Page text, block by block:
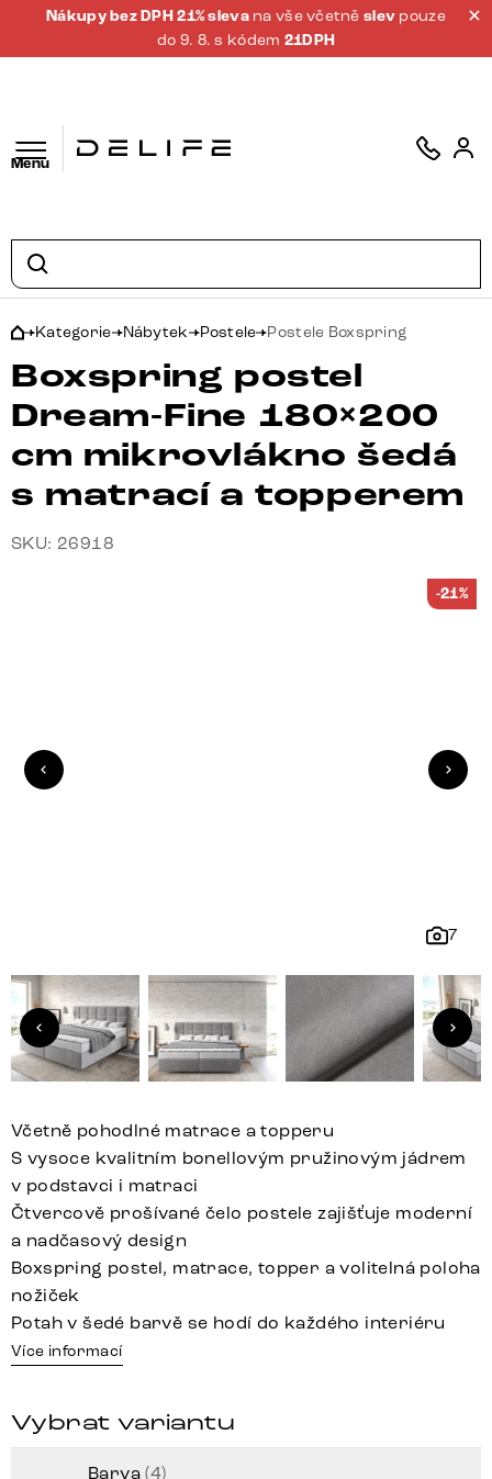
Nákupy bez DPH 21% sleva na vše včetněslev pouze
do 9. 8. s kódem 21DPH
Menu
Kategorie Nábytek Postele Postele Boxspring
Boxspring postel
Dream-Fine 180×200
cm mikrovlákno šedá
s matrací a topperem
SKU: 26918
7
-21%
Včetně pohodlné matrace a topperu
S vysoce kvalitním bonellovým pružinovým jádrem
v podstavci i matraci
Čtvercově prošívané čelo postele zajišťuje moderní
a nadčasový design
Boxspring postel, matrace, topper a volitelná poloha
nožiček
Potah v šedé barvě se hodí do každého interiéru
Více informací
Vybrat variantu
Barva(4)